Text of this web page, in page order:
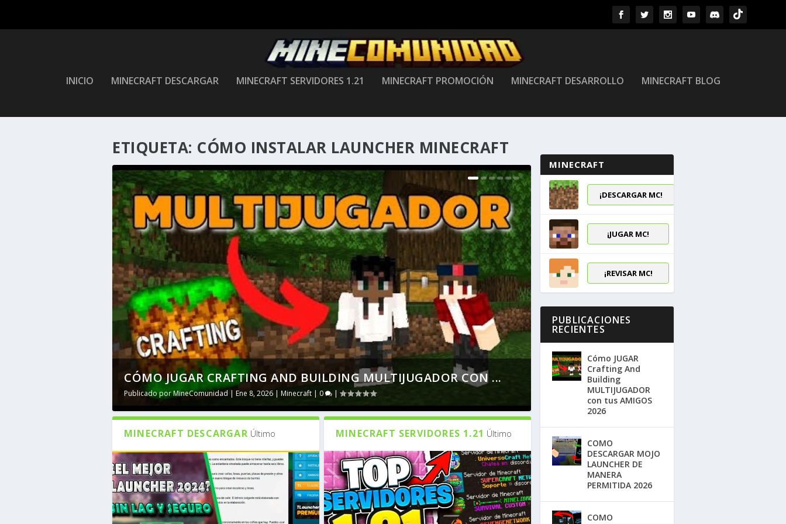
INICIO MINECRAFT DESCARGAR MINECRAFT SERVIDORES 1.21 MINECRAFT PROMOCIÓN MINECRAFT DESARROLLO MINECRAFT BLOG
ETIQUETA: CÓMO INSTALAR LAUNCHER MINECRAFT
CÓMO JUGAR CRAFTING AND BUILDING MULTIJUGADOR CON ...
Publicado porMineComunidad | Ene 8, 2026 | Minecraft | 0 |
MINECRAFT DESCARGAR Último MINECRAFT SERVIDORES 1.21 Último
MINECRAFT
¡DESCARGAR MC!
¡JUGAR MC!
¡REVISAR MC!
PUBLICACIONES
RECIENTES
Cómo JUGAR
Crafting And
Building
MULTIJUGADOR
con tus AMIGOS
2026
COMO
DESCARGAR MOJO
LAUNCHER DE
MANERA
PERMITIDA 2026
COMO